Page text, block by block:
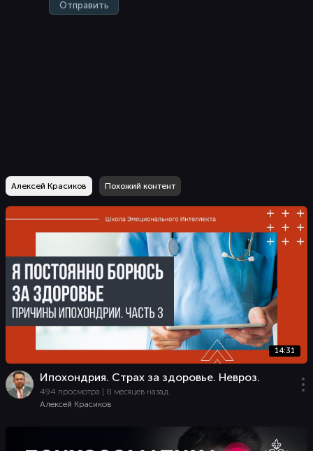
Отправить
Алексей Красиков Похожий контент
14:31
Ипохондрия. Страх за здоровье. Невроз.
494 просмотра | 8 месяцев назад
Алексей Красиков